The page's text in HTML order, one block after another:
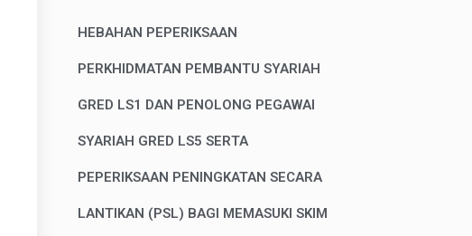
HEBAHAN PEPERIKSAAN
PERKHIDMATAN PEMBANTU SYARIAH
GRED LS1 DAN PENOLONG PEGAWAI
SYARIAH GRED LS5 SERTA
PEPERIKSAAN PENINGKATAN SECARA
LANTIKAN (PSL) BAGI MEMASUKI SKIM